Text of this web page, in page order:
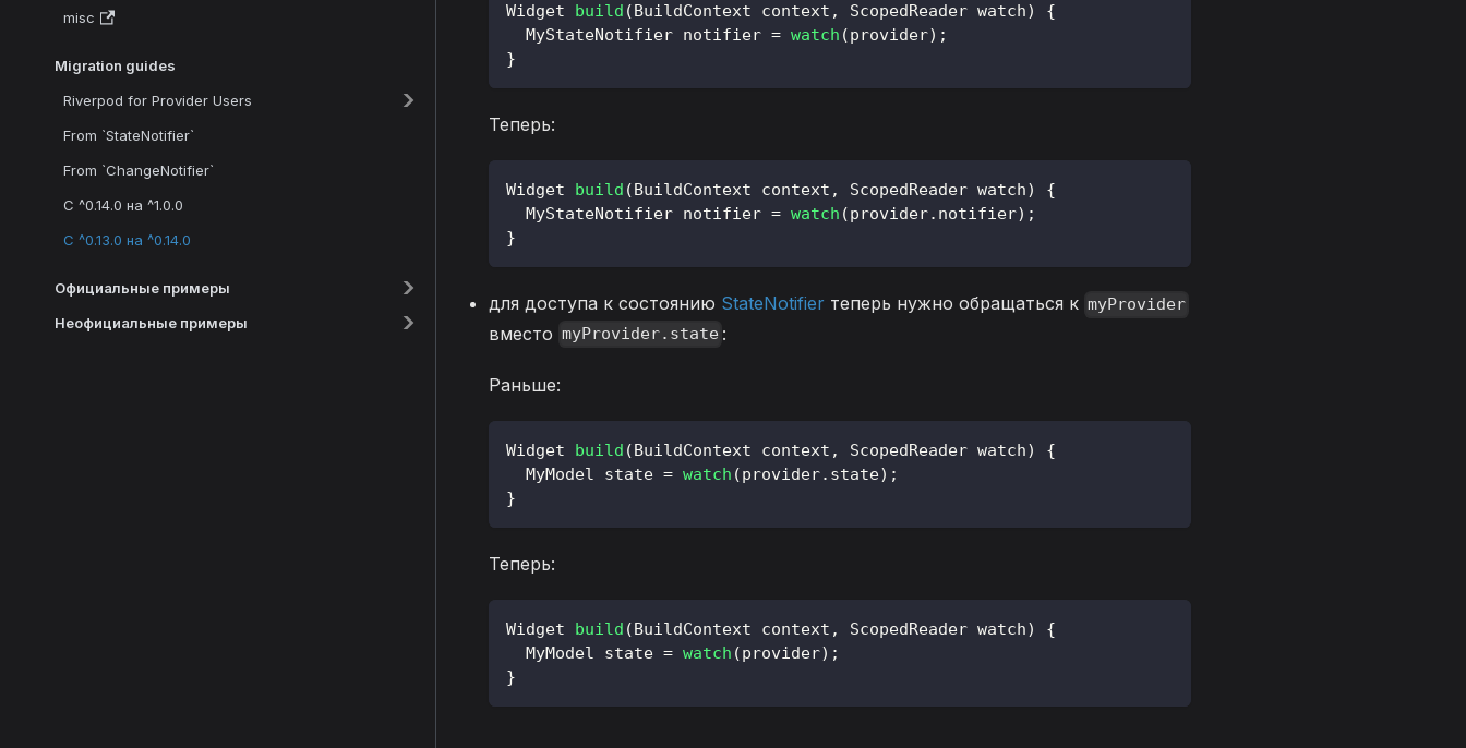
misc
Migration guides
Riverpod for Provider Users
From `StateNotifier`
From `ChangeNotifier`
С ^0.14.0 на ^1.0.0
С ^0.13.0 на ^0.14.0
Официальные примеры
Неофициальные примеры
Widget build ( BuildContext context , ScopedReader watch)
{
MyStateNotifier notifier = watch (provider) ;
}
Теперь:
Widget build ( BuildContext context , ScopedReader watch)
{
MyStateNotifier notifier = watch (provider. notifier) ;
}
для доступа к состоянию StateNotifier теперь нужно обращаться к myProvider
вместо myProvider.state :
Раньше:
Widget build (BuildContext context , ScopedReader watch)
{
MyModel state = watch (provider. state) ;
}
Теперь:
Widget build (BuildContext context , ScopedReader watch)
{
MyModel state = watch (provider) ;
}